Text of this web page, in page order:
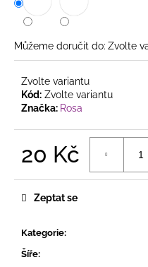
Můžeme doručit do: Zvolte
Zvolte variantu
Kód: Zvolte variantu
Značka: Rosa
20 Kč
Kategorie:
Šíře:
Zeptat se
r
č
u
e
m
PŘÍRODNĚ
KVĚTY,
BOBULKAMI